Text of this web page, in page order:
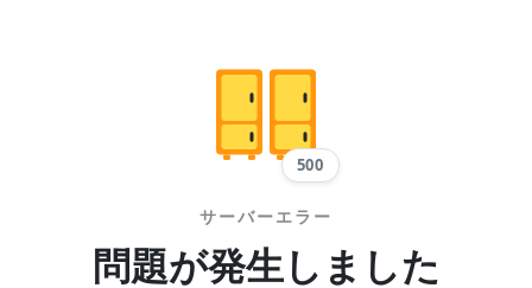
500
サーバーエラー
問題が発生しました